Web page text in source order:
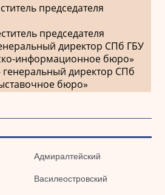
председателя
председателя
директор СПб ГБУ
информационное бюро»
директор СПб
бюро»
Адмиралтейский
Василеостровский